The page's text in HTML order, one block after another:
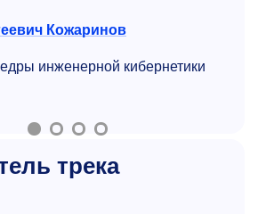
Кожаринов
инженерной кибернетики
трека